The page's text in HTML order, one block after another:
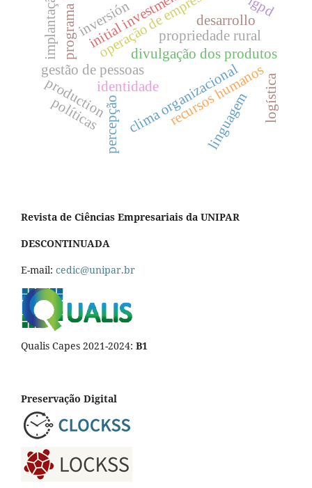
gestão de pessoas recursos humanos
clima organizacional
linguagem
identidade
operação de empresas
divulgação dos produtos
programa 5s
implantação
percepção
propriedade rural
initial investment
production logística
inversión desarrollo
políticas
lgpd
Revista de Ciências Empresariais da UNIPAR
DESCONTINUADA
E-mail: cedic@unipar.br
Qualis Capes 2021-2024: B1
Preservação Digital